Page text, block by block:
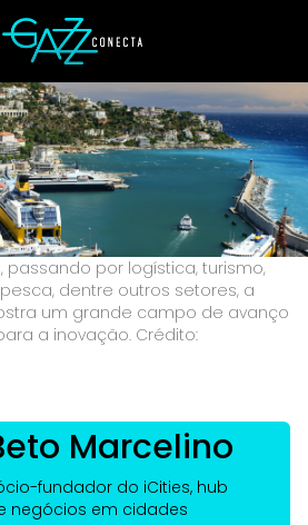
Your Company
passando por logística, turismo,
dentre outros setores, a
um grande campo de avanço
a inovação. Crédito:
Marcelino
fundador do iCities, hub
negócios em cidades